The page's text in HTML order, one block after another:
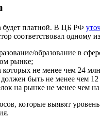
будет платной. В ЦБ РФ
соответствовал одному
образование в
рынке;
не менее чем 24
должен быть не менее чем
на рынке не менее чем
которые выявят